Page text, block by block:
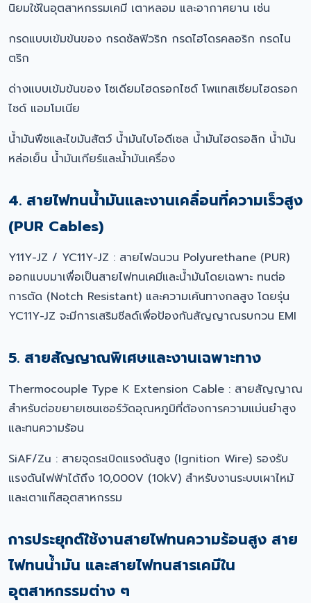
นิยมใช้ในอุตสาหกรรมเคมี เตาหลอม และอากาศยาน เช่น
กรดแบบเข้มข้นของ กรดซัลฟิวริก กรดไฮโดรคลอริก กรดไน
ตริก
ด่างแบบเข้มข้นของ โซเดียมไฮดรอกไซด์ โพแทสเซียมไฮดรอก
ไซด์ แอมโมเนีย
น้ำมันพืชและไขมันสัตว์ น้ำมันไบโอดีเซล น้ำมันไฮดรอลิก น้ำมัน
หล่อเย็น น้ำมันเกียร์และน้ำมันเครื่อง
4. สายไฟทนน้ำมันและงานเคลื่อนที่ความเร็วสูง
(PUR Cables)
Y11Y-JZ / YC11Y-JZ : สายไฟฉนวน Polyurethane (PUR)
ออกแบบมาเพื่อเป็นสายไฟทนเคมีและน้ำมันโดยเฉพาะ ทนต่อ
การตัด (Notch Resistant) และความเค้นทางกลสูง โดยรุ่น
YC11Y-JZ จะมีการเสริมชีลด์เพื่อป้องกันสัญญาณรบกวน EMI
5. สายสัญญาณพิเศษและงานเฉพาะทาง
Thermocouple Type K Extension Cable : สายสัญญาณ
สำหรับต่อขยายเซนเซอร์วัดอุณหภูมิที่ต้องการความแม่นยำสูง
และทนความร้อน
SiAF/Zu : สายจุดระเบิดแรงดันสูง (Ignition Wire) รองรับ
แรงดันไฟฟ้าได้ถึง 10,000V (10kV) สำหรับงานระบบเผาไหม้
และเตาแก๊สอุตสาหกรรม
การประยุกต์ใช้งานสายไฟทนความร้อนสูง สาย
ไฟทนน้ำมัน และสายไฟทนสารเคมีใน
อุตสาหกรรมต่าง ๆ